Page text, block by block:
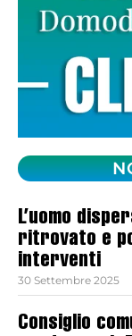
L’uomo
ritrovato e
interventi
30 Settembre 2025
Consiglio